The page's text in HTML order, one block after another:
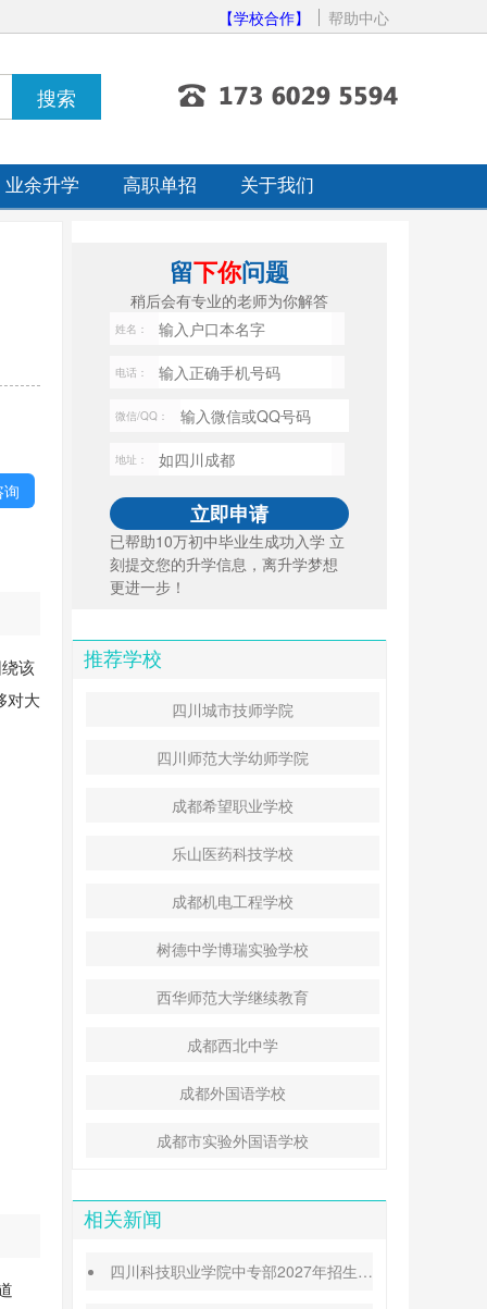
【学校合作】 帮助中心
业余升学 高职单招 关于我们
该
对大
留下你问题
稍后会有专业的老师为你解答
姓名：
电话：
微信/QQ：
地址：
已帮助10万初中毕业生成功入学 立
刻提交您的升学信息，离升学梦想
更进一步！
推荐学校
四川城市技师学院
四川师范大学幼师学院
成都希望职业学校
乐山医药科技学校
成都机电工程学校
树德中学博瑞实验学校
西华师范大学继续教育
成都西北中学
成都外国语学校
成都市实验外国语学校
相关新闻
四川科技职业学院中专部2027年招生简章|招生专业|升学途径